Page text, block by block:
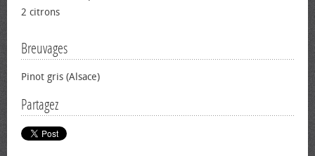
2 citrons
Breuvages
Pinot gris (Alsace)
Partagez